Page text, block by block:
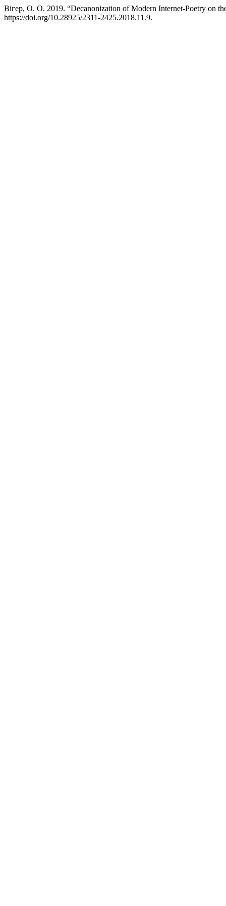
Вігер, О. О. 2019. “Decanonization of Modern Internet-Poetry on
https://doi.org/10.28925/2311-2425.2018.11.9.